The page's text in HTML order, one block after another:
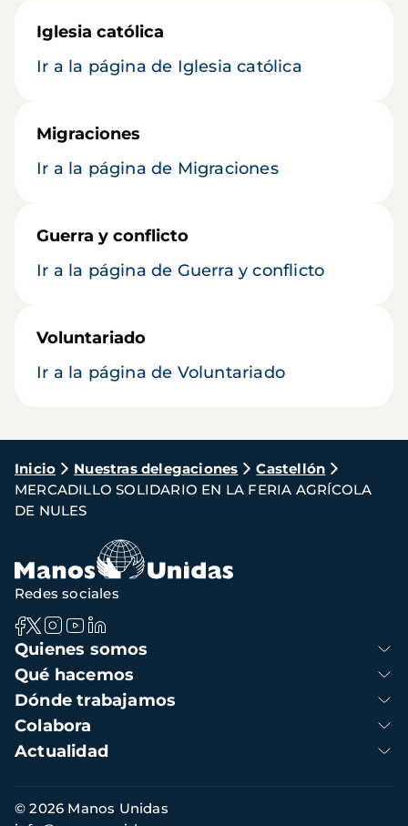
Iglesia católica
Ir a la página de Iglesia católica
Migraciones
Ir a la página de Migraciones
Guerra y conflicto
Ir a la página de Guerra y conflicto
Voluntariado
Ir a la página de Voluntariado
Ruta
de
navegación
Inicio Nuestras delegaciones
Castellón
MERCADILLO SOLIDARIO EN LA FERIA AGRÍCOLA
DE NULES
Navegación
principal
Quienes somos
Qué hacemos
Dónde trabajamos
Colabora
Actualidad
Redes sociales
Información
© 2026 Manos Unidas